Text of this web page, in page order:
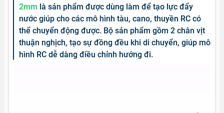
2mm là sản phẩm được dùng làm để tạo lực đẩy
nước giúp cho các mô hình tàu, cano, thuyền RC có
thể chuyển động được. Bộ sản phẩm gồm 2 chân vịt
thuận nghịch, tạo sự đồng đều khi di chuyển, giúp mô
hình RC dễ dàng điều chỉnh hướng đi.